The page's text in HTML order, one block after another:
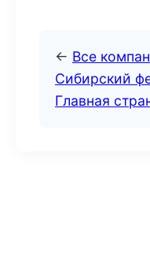
← Все
Сибирский
Главная